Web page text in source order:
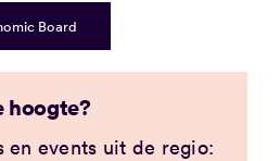
Board
hoogte?
en events uit de regio: